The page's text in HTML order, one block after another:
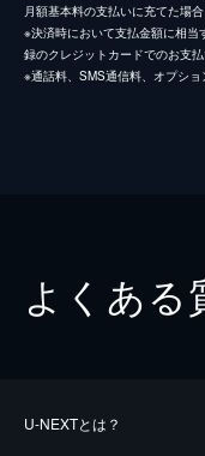
月額基本料の支払いに充てた場合
※決済時において支払金額に相
録のクレジットカードでのお支払
※通話料、SMS通信料、オプショ
よくある
U-NEXTとは？